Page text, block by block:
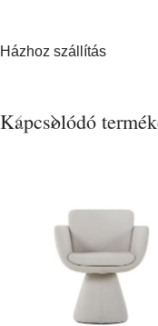
Házhoz szállítás
Kapcsolódó